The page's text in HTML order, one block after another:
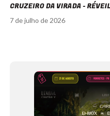
CRUZEIRO DA VIRADA -
7 de julho de 2026